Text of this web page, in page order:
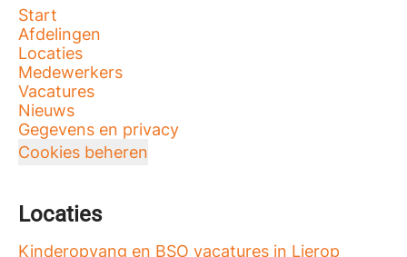
Start
Afdelingen
Locaties
Medewerkers
Vacatures
Nieuws
Gegevens en privacy
Cookies beheren
Locaties
Kinderopvang en BSO vacatures in Lierop